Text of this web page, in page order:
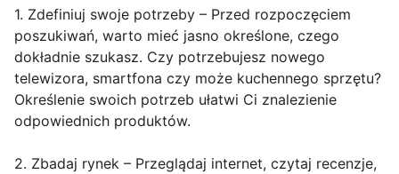
1. Zdefiniuj swoje potrzeby – Przed rozpoczęciem
poszukiwań, warto mieć jasno określone, czego
dokładnie szukasz. Czy potrzebujesz nowego
telewizora, smartfona czy może kuchennego sprzętu?
Określenie swoich potrzeb ułatwi Ci znalezienie
odpowiednich produktów.
2. Zbadaj rynek – Przeglądaj internet, czytaj recenzje,